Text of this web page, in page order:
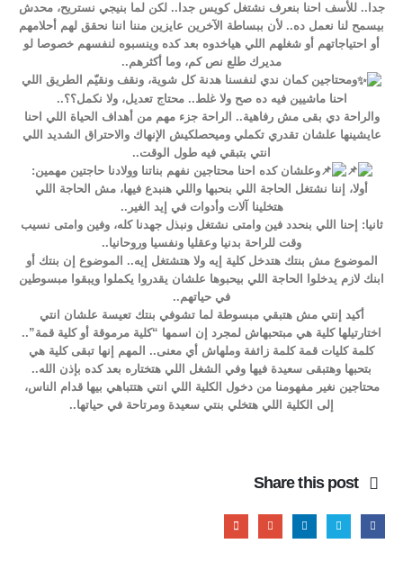
جدا.. للأسف احنا بنعرف نشتغل كويس جدا.. لكن لما بنيجي نستريح، محدش
بيسمح لنا نعمل ده.. لأن ببساطة الآخرين عايزين مننا اننا نحقق لهم أحلامهم
أو احتياجاتهم أو شغلهم اللي هياخدوه بعد كده وينسبوه لنفسهم خصوصا لو
مديرك طلع نص كم، وما أكثرهم..
ومحتاجين كمان ندي لنفسنا هدنة كل شوية، ونقف ونقيّم الطريق اللي
احنا ماشيين فيه ده صح ولا غلط.. محتاج تعديل، ولا نكمل؟؟..
والراحة دي بقى مش رفاهية.. الراحة جزء مهم من أهداف الحياة اللي احنا
عايشينها علشان تقدري تكملي وميحصلكيش الإنهاك والاحتراق الشديد اللي
انتي بتبقي فيه طول الوقت..
وعلشان كده احنا محتاجين نفهم بناتنا وولادنا حاجتين مهمين:
أولا، إننا نشتغل الحاجة اللي بنحبها واللي هنبدع فيها، مش الحاجة اللي
هتخلينا آلات وأدوات في إيد الغير..
ثانيا: إحنا اللي بنحدد فين وامتى نشتغل ونبذل جهدنا كله، وفين وامتى نسيب
وقت للراحة بدنيا وعقليا ونفسيا وروحانيا..
الموضوع مش بنتك هتدخل كلية إيه ولا هتشتغل إيه.. الموضوع إن بنتك أو
ابنك لازم يدخلوا الحاجة اللي بيحبوها علشان يقدروا يكملوا ويبقوا مبسوطين
في حياتهم..
أكيد إنتي مش هتبقي مبسوطة لما تشوفي بنتك تعيسة علشان انتي
اختارتيلها كلية هي مبتحبهاش لمجرد إن اسمها “كلية مرموقة أو كلية قمة”..
كلمة كليات قمة كلمة زائفة وملهاش أي معنى.. المهم إنها تبقى كلية هي
بتحبها وهتبقى سعيدة فيها وفي الشغل اللي هتختاره بعد كده بإذن الله..
محتاجين نغير مفهومنا من دخول الكلية اللي انتي هتتباهي بيها قدام الناس،
إلى الكلية اللي هتخلي بنتي سعيدة ومرتاحة في حياتها..
Share this post